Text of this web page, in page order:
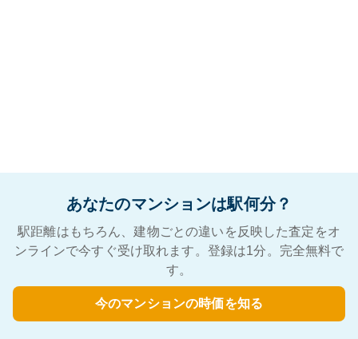
あなたのマンションは駅何分？
駅距離はもちろん、建物ごとの違いを反映した査定をオ
ンラインで今すぐ受け取れます。登録は1分。完全無料で
す。
今のマンションの時価を知る